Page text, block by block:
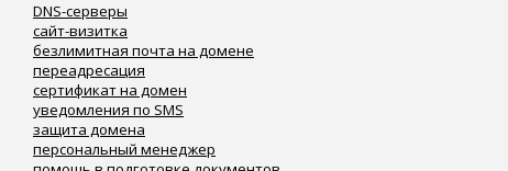
DNS-серверы
сайт-визитка
безлимитная почта на домене
переадресация
сертификат на домен
уведомления по SMS
защита домена
персональный менеджер